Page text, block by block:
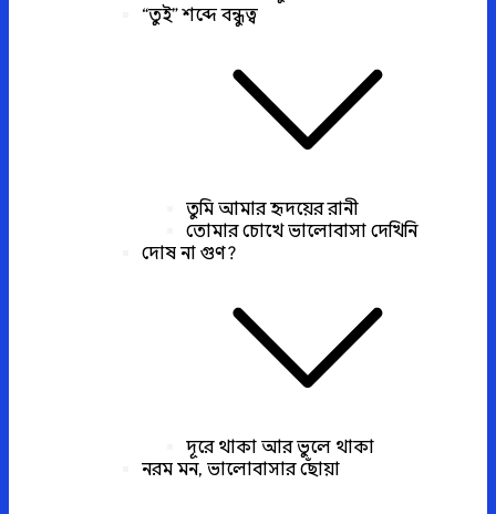
“তুই” শব্দে বন্ধুত্ব
তুমি আমার হৃদয়ের রানী
তোমার চোখে ভালোবাসা দেখিনি
দোষ না গুণ?
দূরে থাকা আর ভুলে থাকা
নরম মন, ভালোবাসার ছোঁয়া